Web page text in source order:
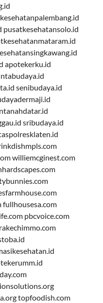
pusatkesehatansolo.id
apotekerku.id
senibudaya.id
sribudaya.id
williemcginest.com
fullhousesa.com
pbcvoice.com
topfoodish.com